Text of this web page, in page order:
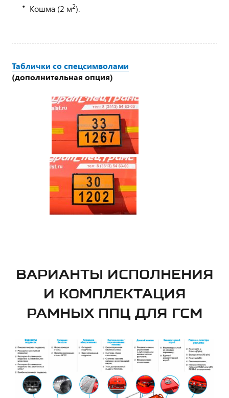
Кошма (2 м2).
Таблички со спецсимволами
(дополнительная опция)
ВАРИАНТЫ ИСПОЛНЕНИЯ
И КОМПЛЕКТАЦИЯ
РАМНЫХ ППЦ ДЛЯ ГСМ